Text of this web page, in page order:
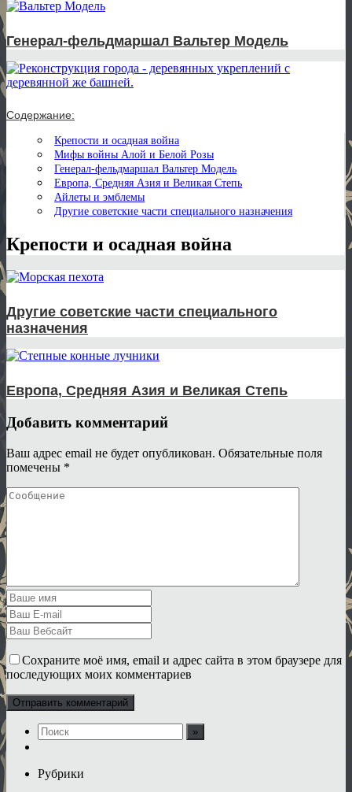
Генерал-фельдмаршал Вальтер Модель
Содержание:
Крепости и осадная война
Мифы войны Алой и Белой Розы
Генерал-фельдмаршал Вальтер Модель
Европа, Средняя Азия и Великая Степь
Айлеты и эмблемы
Другие советские части специального назначения
Крепости и осадная война
Другие советские части специального
назначения
Европа, Средняя Азия и Великая Степь
Добавить комментарий
Ваш адрес email не будет опубликован. Обязательные поля
помечены *
Сохраните моё имя, email и адрес сайта в этом браузере для
последующих моих комментариев
Рубрики